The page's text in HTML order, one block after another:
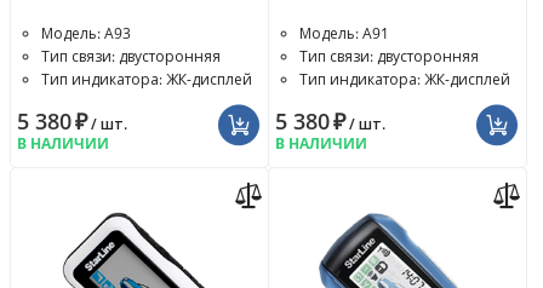
Модель: A93
Тип связи: двусторонняя
Тип индикатора: ЖК-дисплей
5 380₽/ шт.
В НАЛИЧИИ
Модель: A91
Тип связи: двусторонняя
Тип индикатора: ЖК-дисплей
5 380₽/ шт.
В НАЛИЧИИ